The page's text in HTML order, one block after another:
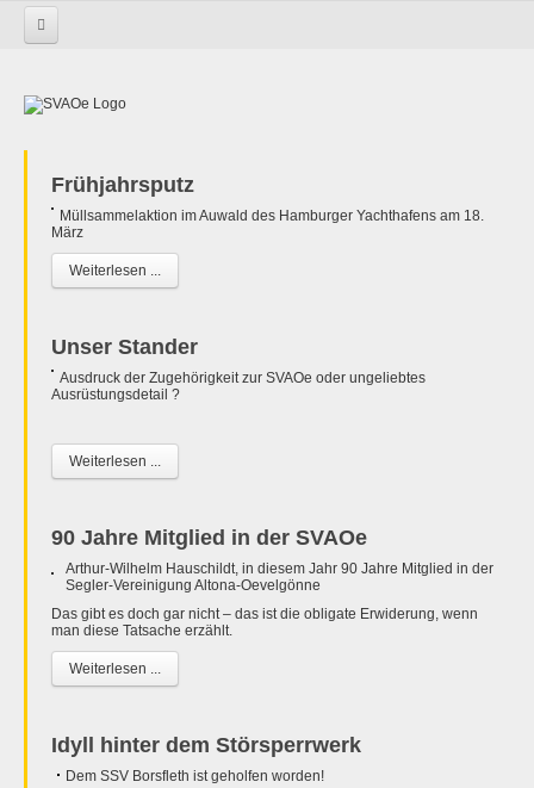
Frühjahrsputz
Müllsammelaktion im Auwald des Hamburger Yachthafens am 18.
März
Weiterlesen ...
Unser Stander
Ausdruck der Zugehörigkeit zur SVAOe oder ungeliebtes
Ausrüstungsdetail ?
Weiterlesen ...
90 Jahre Mitglied in der SVAOe
Arthur-Wilhelm Hauschildt, in diesem Jahr 90 Jahre Mitglied in der
Segler-Vereinigung Altona-Oevelgönne
Das gibt es doch gar nicht – das ist die obligate Erwiderung, wenn
man diese Tatsache erzählt.
Weiterlesen ...
Idyll hinter dem Störsperrwerk
Dem SSV Borsfleth ist geholfen worden!